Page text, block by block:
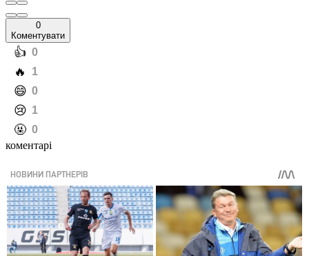
0
Коментувати
️👍 0
️🔥 1
️😄 0
️😢 1
️🤬 0
коментарі